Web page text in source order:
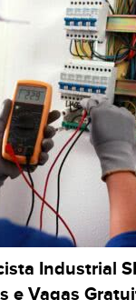
Industrial
e Vagas